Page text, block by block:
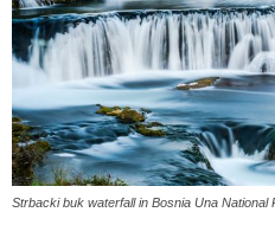
Strbacki buk waterfall in Bosnia Una National